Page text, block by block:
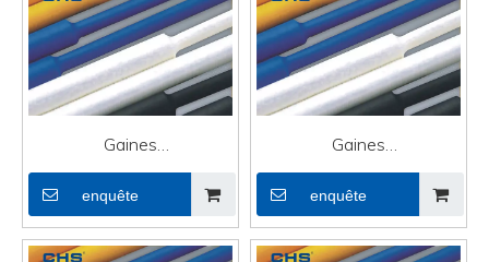
Gaines
thermorétractables en
caoutchouc haute
performance avec UL
enquête
Gaines
thermorétractables en
plastique ignifuges avec
UL
enquête